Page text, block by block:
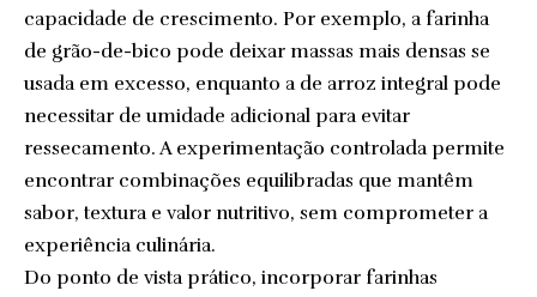
capacidade de crescimento. Por exemplo, a farinha
de grão-de-bico pode deixar massas mais densas se
usada em excesso, enquanto a de arroz integral pode
necessitar de umidade adicional para evitar
ressecamento. A experimentação controlada permite
encontrar combinações equilibradas que mantêm
sabor, textura e valor nutritivo, sem comprometer a
experiência culinária.
Do ponto de vista prático, incorporar farinhas